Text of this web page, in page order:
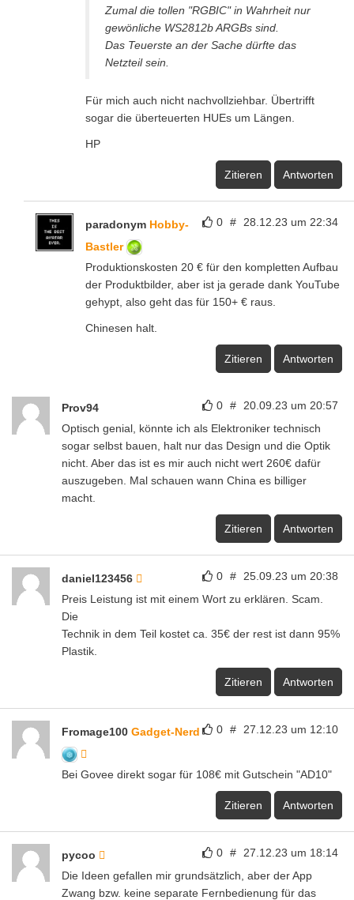
Zumal die tollen "RGBIC" in Wahrheit nur
gewönliche WS2812b ARGBs sind.
Das Teuerste an der Sache dürfte das
Netzteil sein.
Für mich auch nicht nachvollziehbar. Übertrifft
sogar die überteuerten HUEs um Längen.
HP
Zitieren Antworten
0 # 28.12.23 um 22:34
paradonym Hobby-
Bastler
Produktionskosten 20 € für den kompletten Aufbau
der Produktbilder, aber ist ja gerade dank YouTube
gehypt, also geht das für 150+ € raus.
Chinesen halt.
Zitieren Antworten
0 # 20.09.23 um 20:57
Prov94
Optisch genial, könnte ich als Elektroniker technisch
sogar selbst bauen, halt nur das Design und die Optik
nicht. Aber das ist es mir auch nicht wert 260€ dafür
auszugeben. Mal schauen wann China es billiger
macht.
Zitieren Antworten
0 # 25.09.23 um 20:38
daniel123456
Preis Leistung ist mit einem Wort zu erklären. Scam.
Die
Technik in dem Teil kostet ca. 35€ der rest ist dann 95%
Plastik.
Zitieren Antworten
0 # 27.12.23 um 12:10
Fromage100 Gadget-Nerd
Bei Govee direkt sogar für 108€ mit Gutschein "AD10"
Zitieren Antworten
0 # 27.12.23 um 18:14
pycoo
Die Ideen gefallen mir grundsätzlich, aber der App
Zwang bzw. keine separate Fernbedienung für das